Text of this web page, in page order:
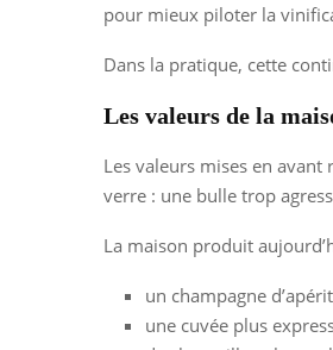
pour mieux piloter la
Dans la pratique, cette
Les valeurs de la
Les valeurs mises en
verre : une bulle trop
La maison produit
un champagne
une cuvée plus